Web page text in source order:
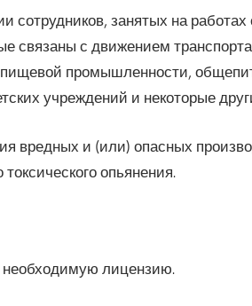
сотрудников, занятых на
связаны с движением
промышленности,
учреждений и некоторые
вредных и (или) опасных
опьянения.
лицензию.